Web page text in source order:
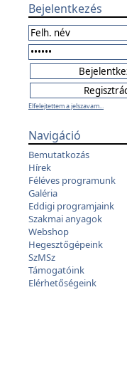
Bejelentkezés
Elfelejtettem a jelszavam...
Navigáció
Bemutatkozás
Hírek
Féléves programunk
Galéria
Eddigi programjaink
Szakmai anyagok
Webshop
Hegesztőgépeink
SzMSz
Támogatóink
Elérhetőségeink